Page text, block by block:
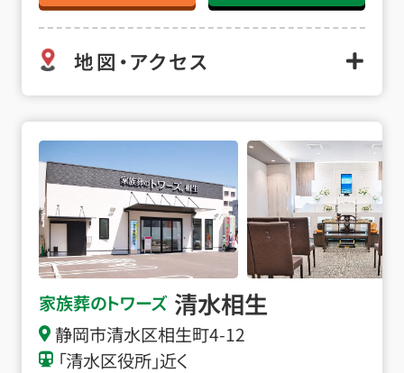
地図・アクセス
家族葬のトワーズ 清水相生
静岡市清水区相生町4-12
「清水区役所」近く
清水相生の詳細へ